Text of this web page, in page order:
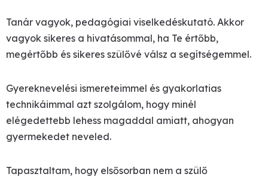
Tanár vagyok, pedagógiai viselkedéskutató. Akkor
vagyok sikeres a hivatásommal, ha Te értőbb,
megértőbb és sikeres szülővé válsz a segítségemmel.
Gyereknevelési ismereteimmel és gyakorlatias
technikáimmal azt szolgálom, hogy minél
elégedettebb lehess magaddal amiatt, ahogyan
gyermekedet neveled.
Tapasztaltam, hogy elsősorban nem a szülő